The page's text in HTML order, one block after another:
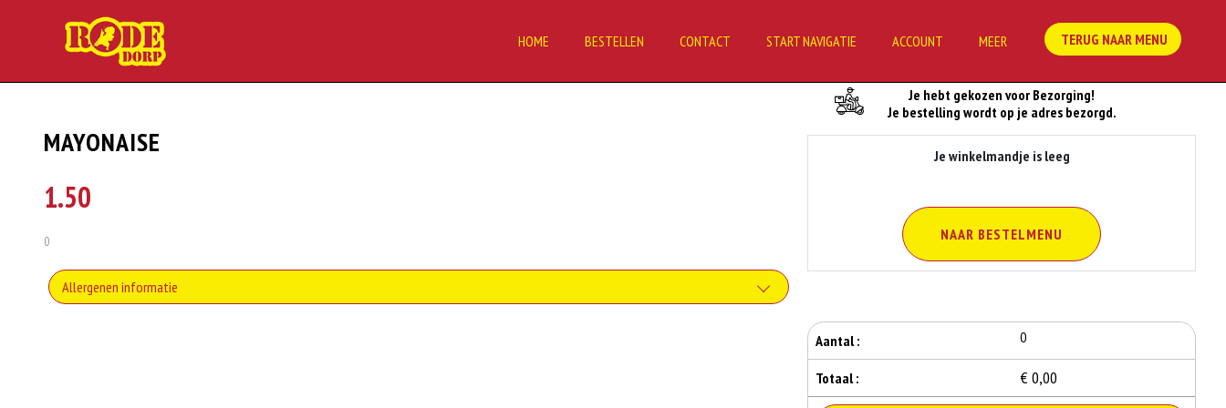
HOME BESTELLEN CONTACT START NAVIGATIE ACCOUNT MEER TERUG NAAR MENU
MAYONAISE
1.50
0
Allergenen informatie
Je hebt gekozen voor Bezorging!
Je bestelling wordt op je adres bezorgd.
Je winkelmandje is leeg
NAAR BESTELMENU
Aantal : 0
Totaal : € 0,00
Je Bestelling